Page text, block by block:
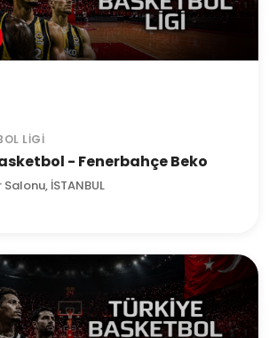
LIGI
- Fenerbahçe Beko
İSTANBUL